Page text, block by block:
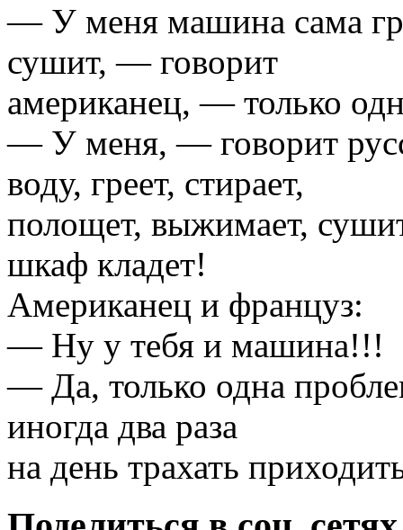
— У меня машина сама
сушит, — говорит
американец, — только
— У меня, — говорит
воду, греет, стирает,
полощет, выжимает,
шкаф кладет!
Американец и француз:
— Ну у тебя и машина!!!
— Да, только одна
иногда два раза
на день трахать